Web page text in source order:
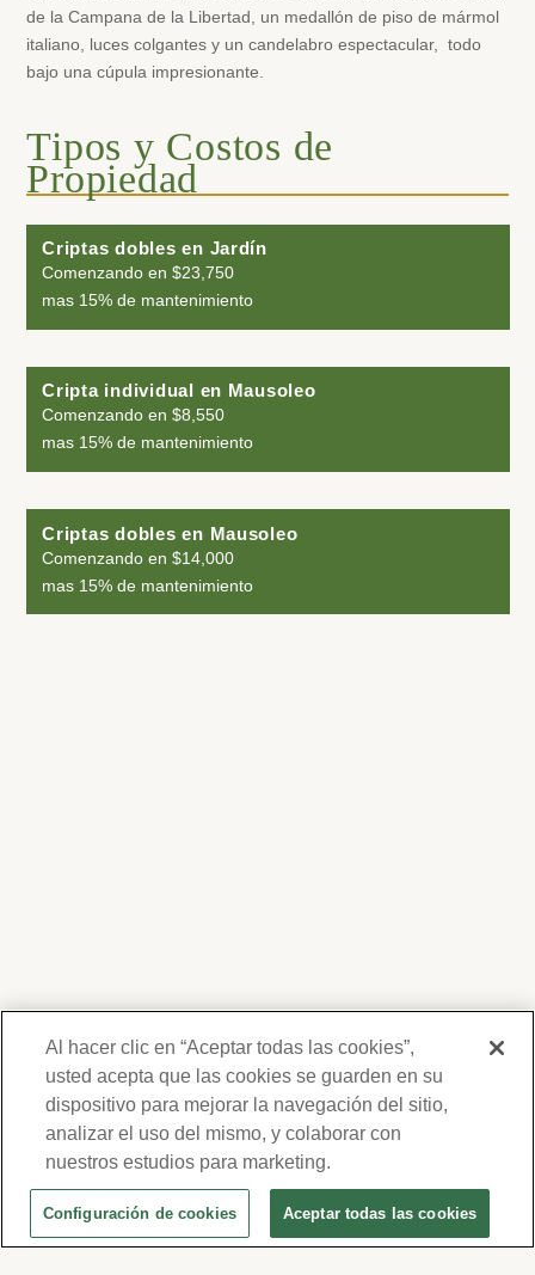
Obtenga Ayuda Personalizada
de la Campana de la Libertad, un medallón de piso de mármol
italiano, luces colgantes y un candelabro espectacular, todo
bajo una cúpula impresionante.
Tipos y Costos de
Propiedad
Criptas dobles en Jardín
Comenzando en $23,750
mas 15% de mantenimiento
Cripta individual en Mausoleo
Comenzando en $8,550
mas 15% de mantenimiento
Criptas dobles en Mausoleo
Comenzando en $14,000
mas 15% de mantenimiento
Gracias por su interés en Forest Lawn.
Nosotros respetamos su privacidad y no
compartiremos su información. Su
información será usada para
comunicarnos periódicamente con usted,
para ofertas y eventos. Por favor revise
Al hacer clic en “Aceptar todas las cookies”,
usted acepta que las cookies se guarden en su
dispositivo para mejorar la navegación del sitio,
analizar el uso del mismo, y colaborar con
nuestros estudios para marketing.
Configuración de cookies Aceptar todas las cookies